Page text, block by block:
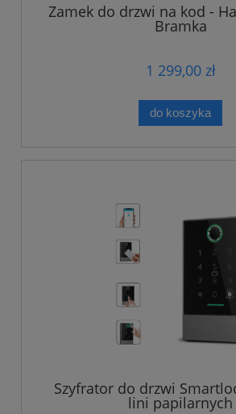
Zamek do drzwi na kod -
Bramka
1 299,00 zł
do koszyka
Szyfrator do drzwi
lini papilarnych